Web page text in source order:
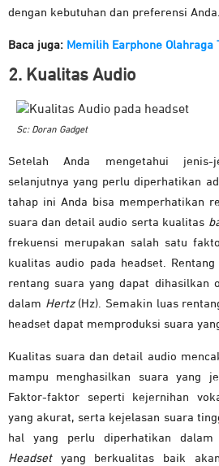
dengan kebutuhan dan preferensi Anda.
Baca juga: Memilih Earphone
2. Kualitas Audio
Sc: Doran Gadget
Setelah Anda mengetahui
selanjutnya yang perlu diperhatikan
tahap ini Anda bisa memperhatikan r
suara dan detail audio serta kualitas
frekuensi merupakan salah satu
kualitas audio pada headset.
rentang suara yang dapat dihasilkan
dalam Hertz(Hz). Semakin luas
headset dapat memproduksi suara
Kualitas suara dan detail audio
mampu menghasilkan suara yang
Faktor-faktor seperti kejernihan
yang akurat, serta kejelasan suara
hal yang perlu diperhatikan
Headsetyang berkualitas baik